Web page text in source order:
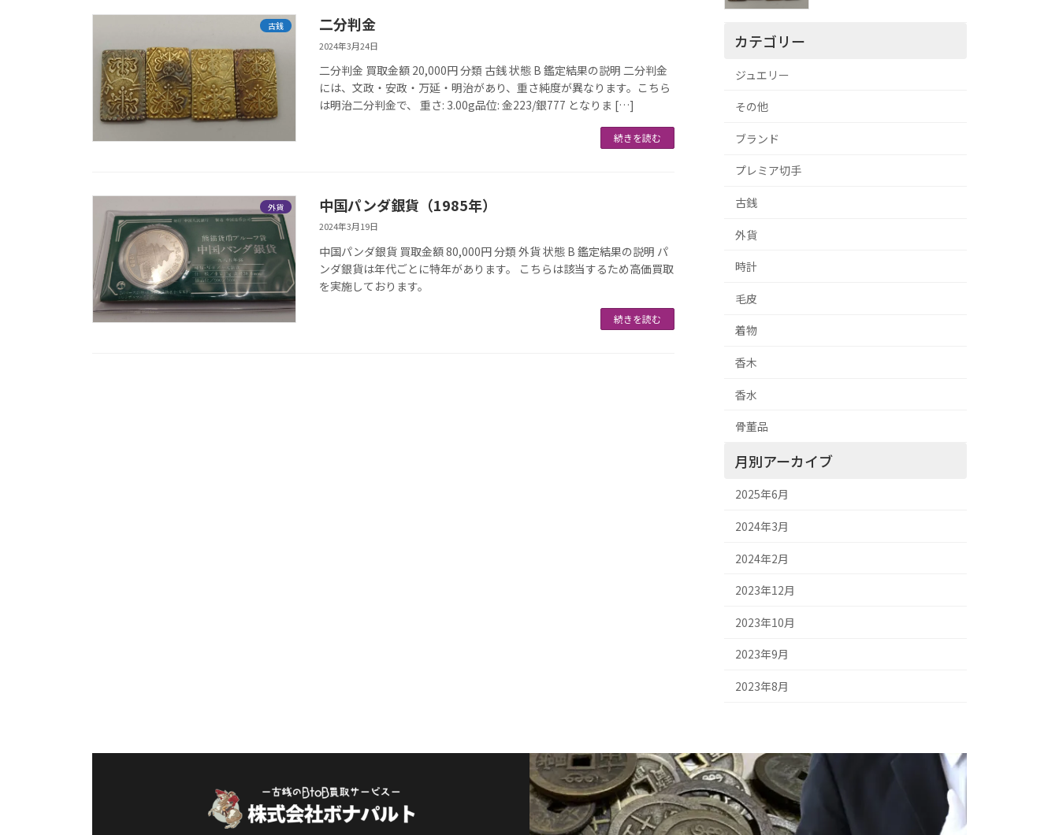
古銭 二分判金
2024年3月24日
二分判金 買取金額 20,000円 分類 古銭 状態 B 鑑定結果の説明 二分判金
には、文政・安政・万延・明治があり、重さ純度が異なります。こちら
は明治二分判金で、 重さ: 3.00g品位: 金223/銀777 となりま […]
続きを読む
外貨 中国パンダ銀貨（1985年）
2024年3月19日
中国パンダ銀貨 買取金額 80,000円 分類 外貨 状態 B 鑑定結果の説明 パ
ンダ銀貨は年代ごとに特年があります。 こちらは該当するため高価買取
を実施しております。
続きを読む
カテゴリー
ジュエリー
その他
ブランド
プレミア切手
古銭
外貨
時計
毛皮
着物
香木
香水
骨董品
月別アーカイブ
2025年6月
2024年3月
2024年2月
2023年12月
2023年10月
2023年9月
2023年8月